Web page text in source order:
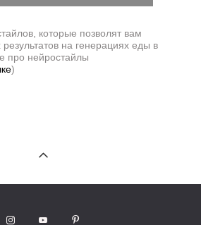
которые позволят вам
на генерациях еды в
про нейростайлы
)